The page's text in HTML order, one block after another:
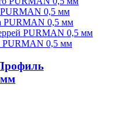
0,5 мм
PURMAN 0,5 мм
PURMAN 0,5 мм
PURMAN 0,5 мм
мм